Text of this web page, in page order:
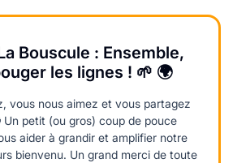
Bouscule : Ensemble,
les lignes ! 🌱 🌍
vous nous aimez et vous partagez
Un petit (ou gros) coup de pouce
aider à grandir et amplifier notre
bienvenu. Un grand merci de toute